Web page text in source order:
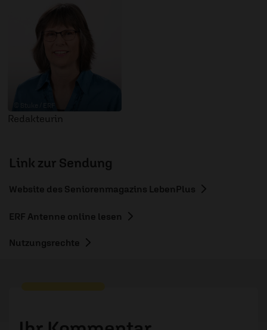
Redakteurin
Link zur Sendung
Website des Seniorenmagazins LebenPlus
ERF Antenne online lesen
Nutzungsrechte